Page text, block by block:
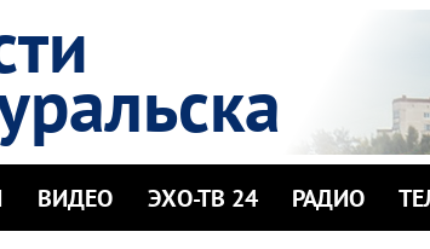
ВИДЕО ЭХО-ТВ 24 РАДИО